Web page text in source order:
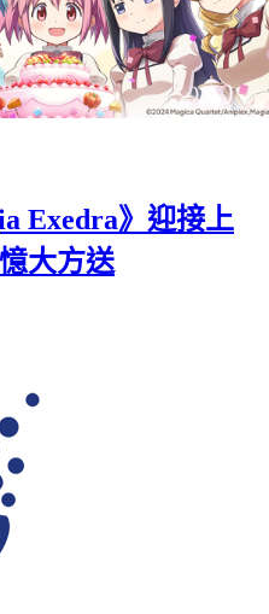
Exedra》迎接上
大方送